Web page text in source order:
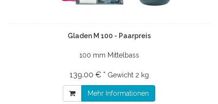
Gladen M 100 - Paarpreis
100 mm Mittelbass
139.00 € * Gewicht 2 kg
Mehr Informationen